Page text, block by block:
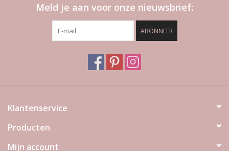
Meld je aan voor onze nieuwsbrief:
ABONNEER
Klantenservice
Producten
Mijn account